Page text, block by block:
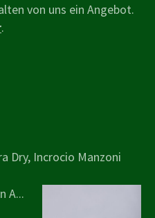
von uns ein Angebot.
.
Dry, Incrocio Manzoni
A...